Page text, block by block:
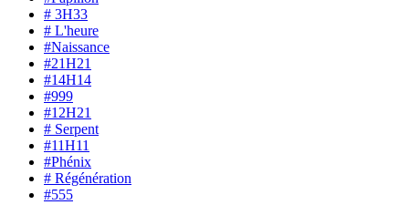
# 3H33
# L'heure
#Naissance
#21H21
#14H14
#999
#12H21
# Serpent
#11H11
#Phénix
# Régénération
#555